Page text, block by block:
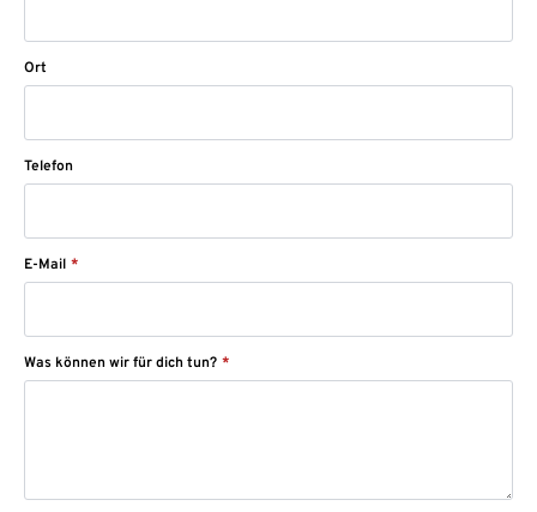
Ort
Telefon
E-Mail *
Was können wir für dich tun? *